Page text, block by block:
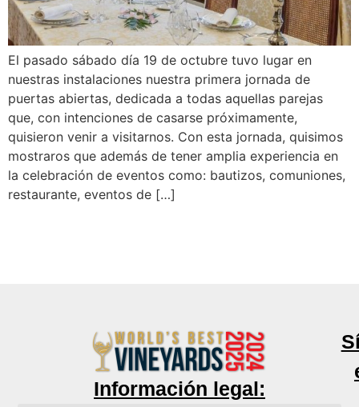
El pasado sábado día 19 de octubre tuvo lugar en
nuestras instalaciones nuestra primera jornada de
puertas abiertas, dedicada a todas aquellas parejas
que, con intenciones de casarse próximamente,
quisieron venir a visitarnos. Con esta jornada, quisimos
mostraros que además de tener amplia experiencia en
la celebración de eventos como: bautizos, comuniones,
restaurante, eventos de […]
Información legal: